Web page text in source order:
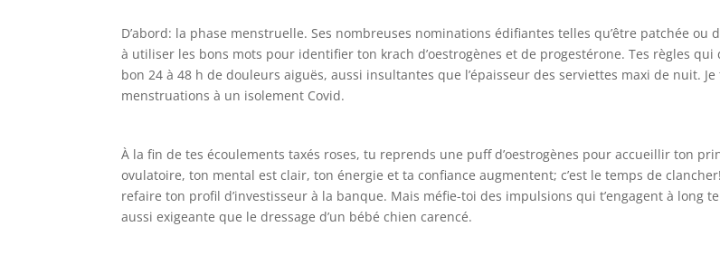
D’abord: la phase menstruelle. Ses nombreuses nominations édifiantes telles qu’être patchée
à utiliser les bons mots pour identifier ton krach d’oestrogènes et de progestérone. Tes règles
bon 24 à 48 h de douleurs aiguës, aussi insultantes que l’épaisseur des serviettes maxi de nuit.
menstruations à un isolement Covid.
À la fin de tes écoulements taxés roses, tu reprends une puff d’oestrogènes pour accueillir ton
ovulatoire, ton mental est clair, ton énergie et ta confiance augmentent; c’est le temps de
refaire ton profil d’investisseur à la banque. Mais méfie-toi des impulsions qui t’engagent à long
aussi exigeante que le dressage d’un bébé chien carencé.